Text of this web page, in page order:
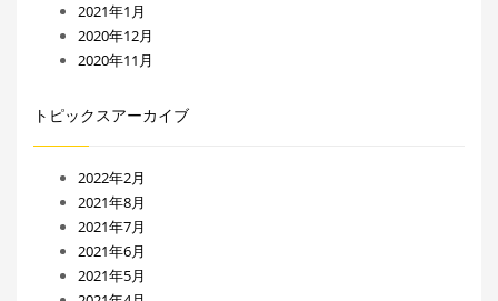
2021年1月
2020年12月
2020年11月
トピックスアーカイブ
2022年2月
2021年8月
2021年7月
2021年6月
2021年5月